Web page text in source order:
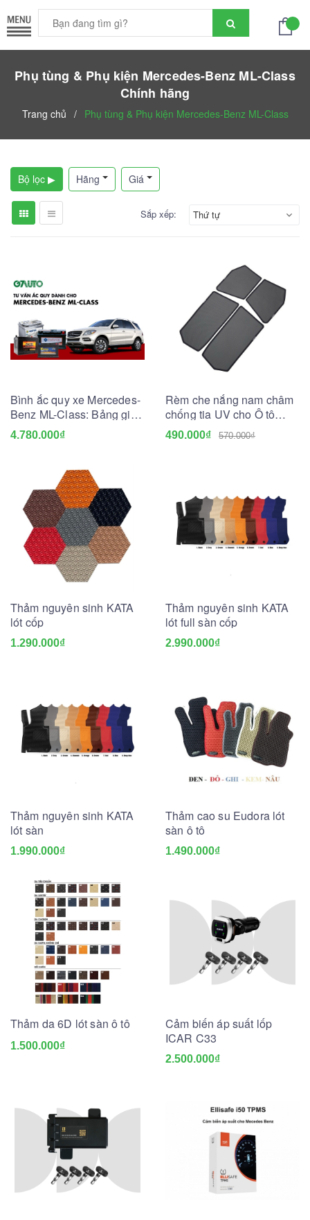
Phụ tùng & Phụ kiện Mercedes-Benz ML-Class
Chính hãng
Trang chủ / Phụ tùng & Phụ kiện Mercedes-Benz ML-Class
Bộ lọc ▶ Hãng Giá
Sắp xếp: Thứ tự
Bình ắc quy xe Mercedes-
Benz ML-Class: Bảng giá
và thông số kỹ thuật
4.780.000₫
Rèm che nắng nam châm
chống tia UV cho Ô tô
(May đo theo xe)
490.000₫ 570.000₫
Thảm nguyên sinh KATA
lót cốp
1.290.000₫
Thảm nguyên sinh KATA
lót full sàn cốp
2.990.000₫
Thảm nguyên sinh KATA
lót sàn
1.990.000₫
Thảm cao su Eudora lót
sàn ô tô
1.490.000₫
Thảm da 6D lót sàn ô tô
1.500.000₫
Cảm biến áp suất lốp
ICAR C33
2.500.000₫